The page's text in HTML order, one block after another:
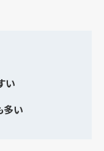
い
多い